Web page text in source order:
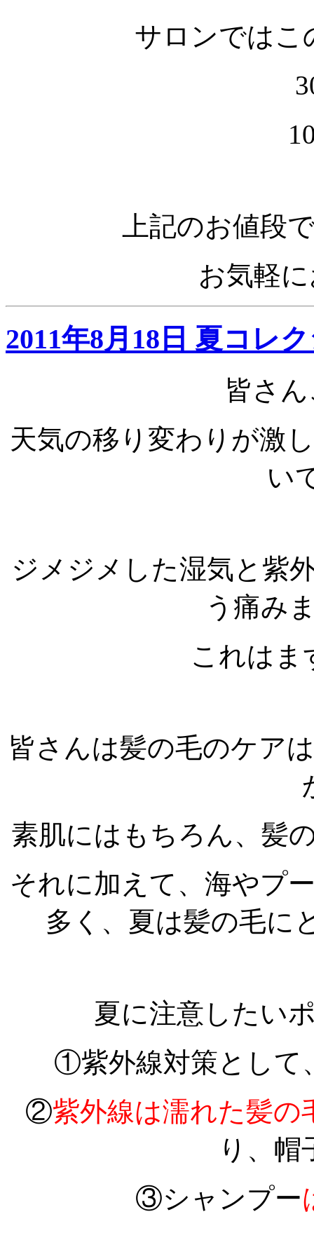
サロンではこ
30
上記のお値段
お気軽
2011年8月18日 夏コレ
皆さ
天気の移り変わりが激
い
ジメジメした湿気と紫
う痛み
これはま
皆さんは髪の毛のケア
素肌にはもちろん、髪
それに加えて、海やプ
多く、夏は髪の毛に
夏に注意したい
①紫外線対策として
②紫外線は濡れた髪の
り、帽
③シャンプー